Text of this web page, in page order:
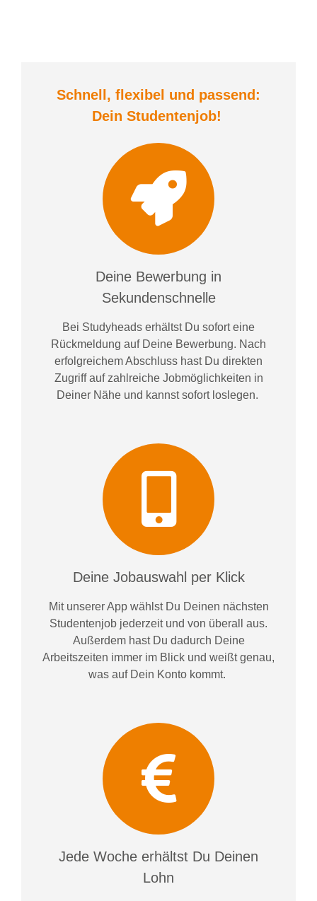
Schnell, flexibel und passend:
Dein Studentenjob!
Deine Bewerbung in
Sekundenschnelle
Bei Studyheads erhältst Du sofort eine
Rückmeldung auf Deine Bewerbung. Nach
erfolgreichem Abschluss hast Du direkten
Zugriff auf zahlreiche Jobmöglichkeiten in
Deiner Nähe und kannst sofort loslegen.
Deine Jobauswahl per Klick
Mit unserer App wählst Du Deinen nächsten
Studentenjob jederzeit und von überall aus.
Außerdem hast Du dadurch Deine
Arbeitszeiten immer im Blick und weißtgenau,
was auf Dein Konto kommt.
Jede Woche erhältst Du Deinen
Lohn